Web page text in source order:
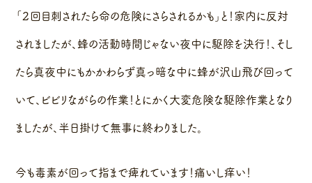
「２回目刺されたら命の危険にさらされるかも」と！家内に反対
されましたが、蜂の活動時間じゃない夜中に駆除を決行！、そし
たら真夜中にもかかわらず真っ暗な中に蜂が沢山飛び回って
いて、ビビリながらの作業！とにかく大変危険な駆除作業となり
ましたが、半日掛けて無事に終わりました。
今も毒素が回って指まで痺れています！痛いし痒い！